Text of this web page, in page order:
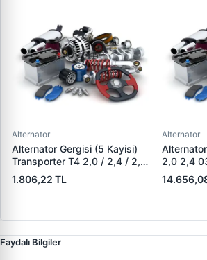
Alternator
Alternator Gergisi (5 Kayisi)
Transporter T4 2,0 / 2,4 / 2,5
Aab Aac Aaf Acu Acv Aen
Aet Aeu Aja Ajt Apl Auf Avt
OEM 044903315C
1.806,22 TL
Alternator
2,0 2,4
A01
Faydalı Bilgiler